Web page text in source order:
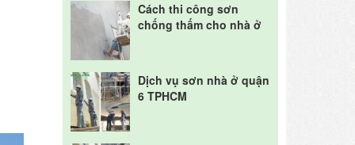
Cách thi công sơn
chống thấm cho nhà ở
Dịch vụ sơn nhà ở quận
6 TPHCM